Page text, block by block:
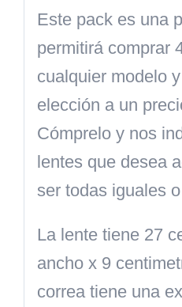
Este pack es una
permitirá comprar
cualquier modelo
elección a un
Cómprelo y nos
lentes que desea
ser todas iguales
La lente tiene 27
ancho x 9
correa tiene una